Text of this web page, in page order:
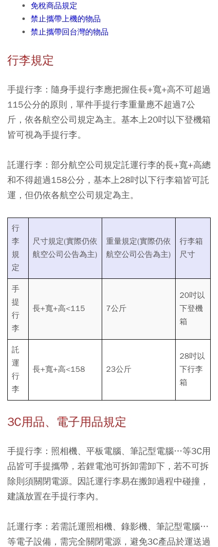
免稅商品規定
禁止攜帶上機的物品
禁止攜帶回台灣的物品
行李規定
手提行李：隨身手提行李應把握住長+寬+高不可超過
115公分的原則，單件手提行李重量應不超過7公
斤，依各航空公司規定為主。基本上20吋以下登機箱
皆可視為手提行李。
託運行李：部分航空公司規定託運行李的長+寬+高總
和不得超過158公分，基本上28吋以下行李箱皆可託
運，但仍依各航空公司規定為主。
行
李
規
定
尺寸規定(實際仍依
航空公司公告為主)
重量規定(實際仍依
航空公司公告為主)
行李箱
尺寸
手
提
行
李
長+寬+高<115 7公斤
20吋以
下登機
箱
託
運
行
李
長+寬+高<158 23公斤
28吋以
下行李
箱
3C用品、電子用品規定
手提行李：照相機、平板電腦、筆記型電腦…等3C用
品皆可手提攜帶，若鋰電池可拆卸需卸下，若不可拆
除則須關閉電源。因託運行李易在搬卸過程中碰撞，
建議放置在手提行李內。
託運行李：若需託運照相機、錄影機、筆記型電腦…
等電子設備，需完全關閉電源，避免3C產品於運送過